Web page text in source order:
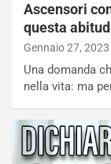
Ascensori
questa
Gennaio 27, 2023
Una domanda
nella vita: ma